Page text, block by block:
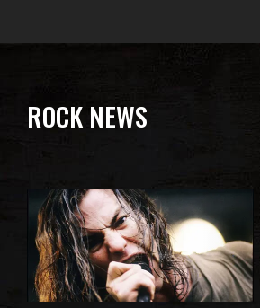
ROCK NEWS